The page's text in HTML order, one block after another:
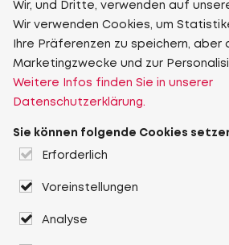
Wir, und Dritte, verwenden auf
Wir verwenden Cookies, um
Ihre Präferenzen zu speichern, aber
Marketingzwecke und zur
Weitere Infos finden Sie in unserer
Datenschutzerklärung.
Sie können folgende Cookies
Erforderlich
Voreinstellungen
Analyse